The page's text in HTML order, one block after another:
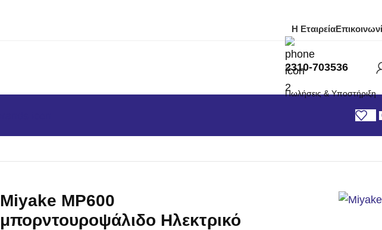
Η Εταιρεία
2310-703536
Πωλήσεις & Υποστήριξη
Miyake MP600
μπορντουροψάλιδο Ηλεκτρικό